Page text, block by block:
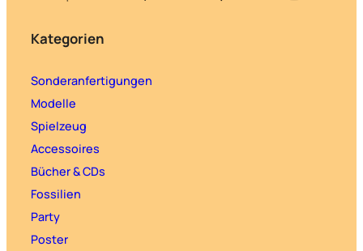
Kategorien
Sonderanfertigungen
Modelle
Spielzeug
Accessoires
Bücher & CDs
Fossilien
Party
Poster